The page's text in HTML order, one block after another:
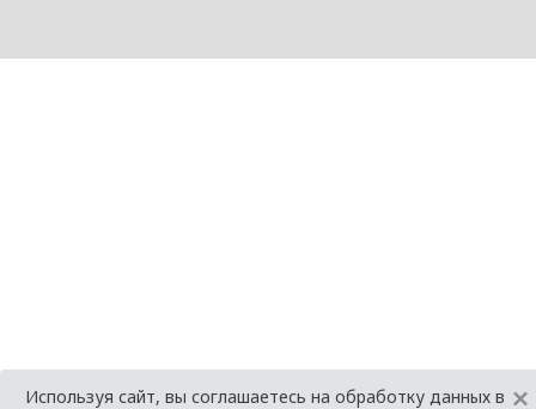
Используя сайт, вы соглашаетесь на обработку данных в ×